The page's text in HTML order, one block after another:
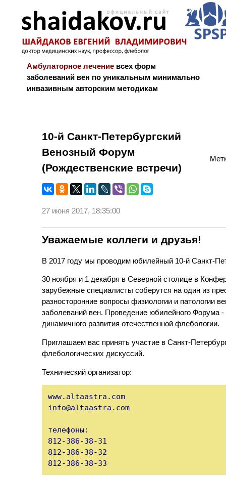
Амбулаторное лечение всех форм
заболеваний вен по уникальным минимально
инвазивным авторским методикам
10-й Санкт-Петербургский
Венозный Форум
(Рождественские встречи)
27 июня 2017, 18:35:00
Уважаемые коллеги и друзья!
В 2017 году мы проводим юбилейный 10-й Санкт-
30 ноября и 1 декабря в Северной столице в
зарубежные специалисты соберутся на один из
разносторонние вопросы физиологии и патологии
заболеваний вен. Проведение юбилейного Форума -
динамичного развития отечественной флебологии.
Приглашаем вас принять участие в Санкт-
флебологических дискуссий.
Технический организатор:
www.altaastra.com
info@altaastra.com
телефоны:
812-386-38-31
812-386-38-32